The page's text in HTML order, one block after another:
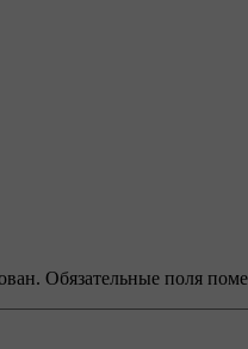
Обязательные поля